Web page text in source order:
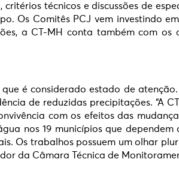
técnicos e discussões de
Os Comitês PCJ vem investindo
a CT-MH conta também com
é considerado estado de
de reduzidas precipitações. “A
com os efeitos das
nos 19 municípios que
Os trabalhos possuem um olhar
da Câmara Técnica de